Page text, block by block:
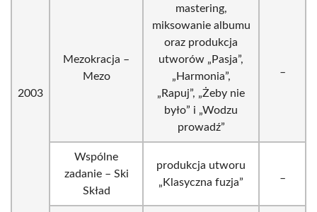
2003
Mezokracja –
Mezo
mastering,
miksowanie albumu
oraz produkcja
utworów „Pasja”,
„Harmonia”,
„Rapuj”, „Żeby nie
było” i „Wodzu
prowadź”
Wspólne
zadanie – Ski
Skład
produkcja utworu
„Klasyczna fuzja”